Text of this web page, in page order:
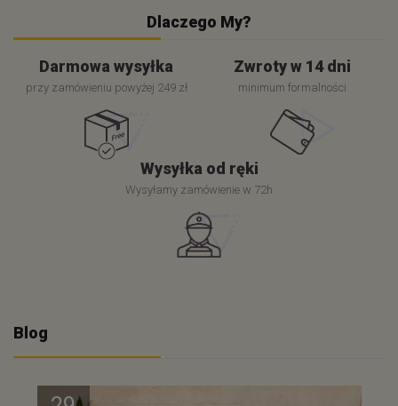
Dlaczego My?
Darmowa wysyłka
przy zamówieniu powyżej 249 zł
Zwroty w 14 dni
minimum formalności
Wysyłka od ręki
Wysyłamy zamówienie w 72h
Blog